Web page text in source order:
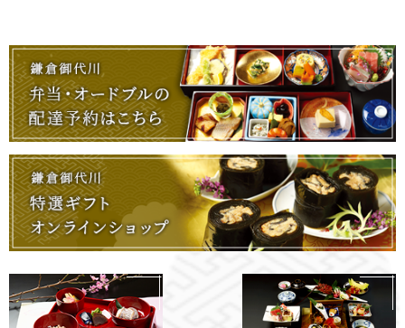
ビ
ゲ
ー
シ
ョ
ン